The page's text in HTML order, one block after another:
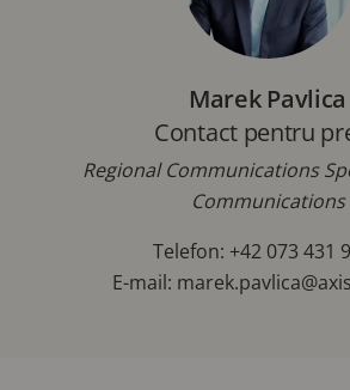
Marek Pavlica
Contact pentru
Regional Communications
Communications
Telefon: +42 073 431
E-mail: